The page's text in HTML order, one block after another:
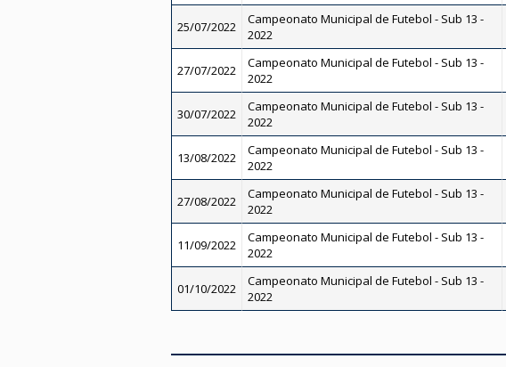
25/07/2022
Campeonato Municipal de Futebol - Sub 13 -
2022
27/07/2022
Campeonato Municipal de Futebol - Sub 13 -
2022
30/07/2022
Campeonato Municipal de Futebol - Sub 13 -
2022
13/08/2022
Campeonato Municipal de Futebol - Sub 13 -
2022
27/08/2022
Campeonato Municipal de Futebol - Sub 13 -
2022
11/09/2022
Campeonato Municipal de Futebol - Sub 13 -
2022
01/10/2022
Campeonato Municipal de Futebol - Sub 13 -
2022